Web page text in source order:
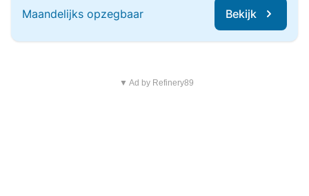
Maandelijks opzegbaar Bekijk
▼ Ad by Refinery89